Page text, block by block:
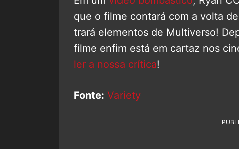
que o filme contará com a volta de
trará elementos de Multiverso!
filme enfim está em cartaz nos
ler a nossa crítica!
Fonte: Variety